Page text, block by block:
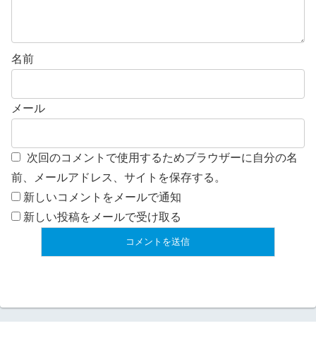
名前
メール
次回のコメントで使用するためブラウザーに自分の名
前、メールアドレス、サイトを保存する。
新しいコメントをメールで通知
新しい投稿をメールで受け取る